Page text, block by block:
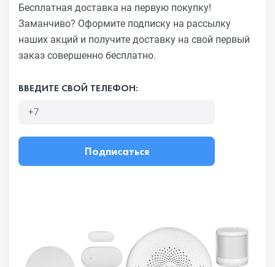
Бесплатная доставка на первую покупку!
Заманчиво? Оформите подписку на рассылку
наших акций и получите доставку на свой первый
заказ совершенно бесплатно.
ВВЕДИТЕ СВОЙ ТЕЛЕФОН:
Подписаться